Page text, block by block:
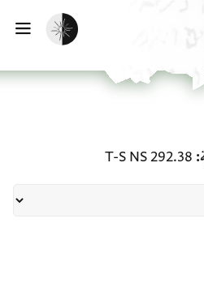
تفعيل الوضع المظلم
T-S NS 292.38